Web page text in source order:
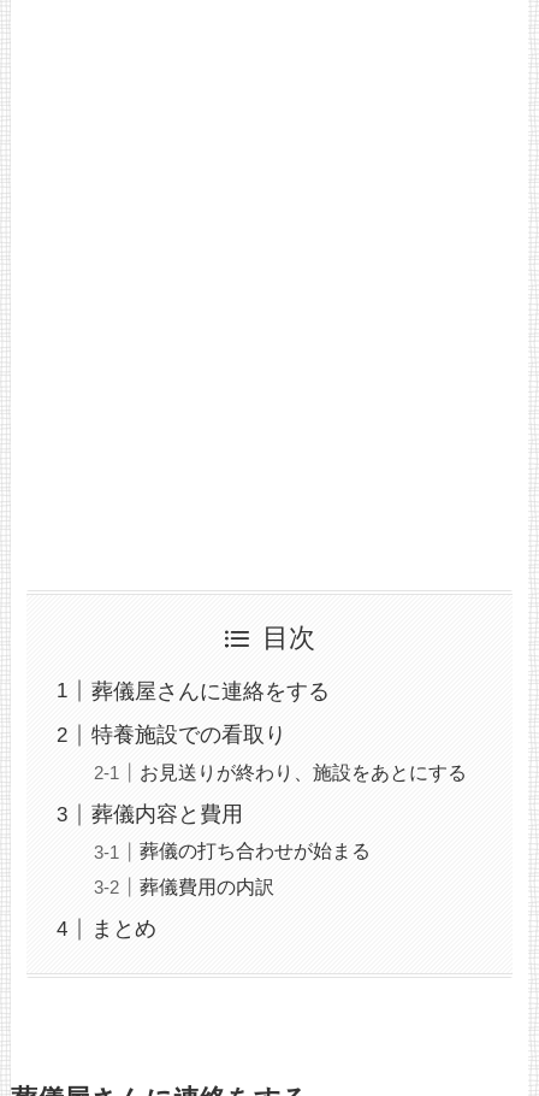
目次
葬儀屋さんに連絡をする
特養施設での看取り
お見送りが終わり、施設をあとにする
葬儀内容と費用
葬儀の打ち合わせが始まる
葬儀費用の内訳
まとめ